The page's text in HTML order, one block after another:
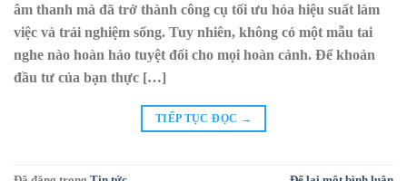
âm thanh mà đã trở thành công cụ tối ưu hóa hiệu suất làm
việc và trải nghiệm sống. Tuy nhiên, không có một mẫu tai
nghe nào hoàn hảo tuyệt đối cho mọi hoàn cảnh. Để khoản
đầu tư của bạn thực […]
TIẾP TỤC ĐỌC →